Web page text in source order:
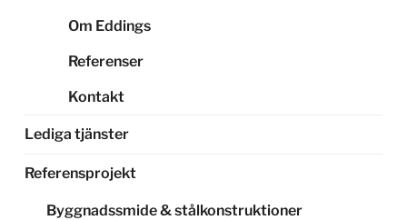
Om Eddings
Referenser
Kontakt
Lediga tjänster
Referensprojekt
Byggnadssmide & stålkonstruktioner